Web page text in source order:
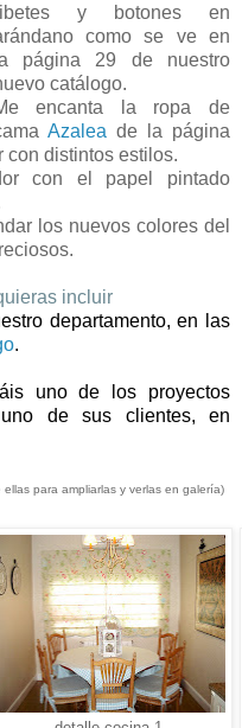
y
botones en
como se ve en
página 29 de nuestro
catálogo.
encanta la ropa de
Azalea de la página
con distintos estilos.
con el papel pintado
los nuevos colores del
incluir
departamento, en las
.
uno de los proyectos
de sus clientes, en
para ampliarlas y verlas en galería)